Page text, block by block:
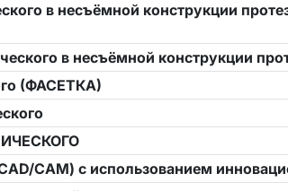
в несъёмной конструкции
в несъёмной конструкции
(ФАСЕТКА)
CAM) с использованием